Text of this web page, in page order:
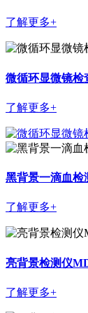
了解更多+
微循环显微镜检
了解更多+
黑背景一滴血检
了解更多+
亮背景检测仪
了解更多+